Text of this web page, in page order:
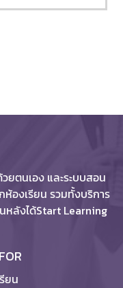
ยตนเอง และระบบสอน
ห้องเรียน รวมทั้งบริการ
หลังได้Start Learning
ยน